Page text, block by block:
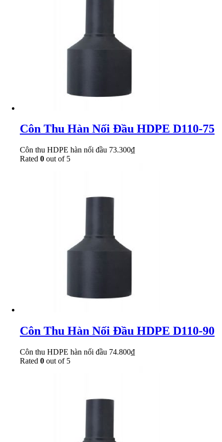
Côn Thu Hàn Nối Đầu HDPE D110-75
Côn thu HDPE hàn nối đầu 73.300₫
Rated 0 out of 5
Côn Thu Hàn Nối Đầu HDPE D110-90
Côn thu HDPE hàn nối đầu 74.800₫
Rated 0 out of 5